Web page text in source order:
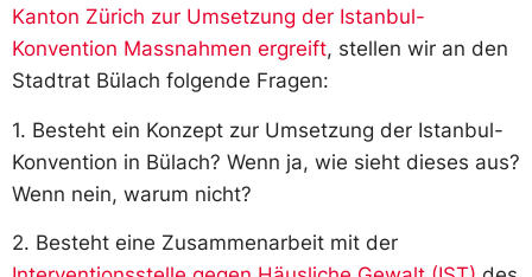
Kanton Zürich zur Umsetzung der Istanbul-
Konvention Massnahmen ergreift, stellen wir an den
Stadtrat Bülach folgende Fragen:
1. Besteht ein Konzept zur Umsetzung der Istanbul-
Konvention in Bülach? Wenn ja, wie sieht dieses aus?
Wenn nein, warum nicht?
2. Besteht eine Zusammenarbeit mit der